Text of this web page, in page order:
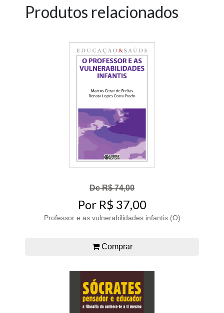
Produtos relacionados
De R$ 74,00
Por R$ 37,00
Professor e as vulnerabilidades infantis (O)
Comprar